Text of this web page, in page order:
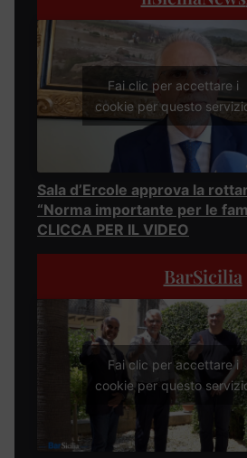
Fai clic per accettare i
cookie per questo
Sala d’Ercole approva la
“Norma importante per le
CLICCA PER IL VIDEO
BarSicilia
Fai clic per accettare i
cookie per questo